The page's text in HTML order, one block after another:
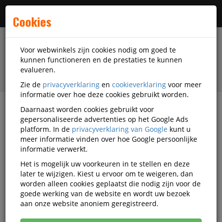
filter
Veiligheidsartikelen
Veiligheidsuitrusting
Veiligheidskasten
Veiligheidskasten
Populariteit
Cookies
Voor webwinkels zijn cookies nodig om goed te
kunnen functioneren en de prestaties te kunnen
evalueren.
Zie de privacyverklaring en cookieverklaring voor meer
informatie over hoe deze cookies gebruikt worden.
Daarnaast worden cookies gebruikt voor
gepersonaliseerde advertenties op het Google Ads
platform. In de privacyverklaring van Google kunt u
meer informatie vinden over hoe Google persoonlijke
informatie verwerkt.
Het is mogelijk uw voorkeuren in te stellen en deze
later te wijzigen. Kiest u ervoor om te weigeren, dan
worden alleen cookies geplaatst die nodig zijn voor de
goede werking van de website en wordt uw bezoek
aan onze website anoniem geregistreerd.